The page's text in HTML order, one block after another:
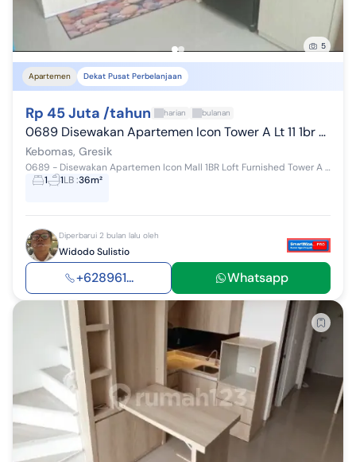
5
Apartemen Dekat Pusat Perbelanjaan
Rp 45 Juta /tahun harian bulanan
0689 Disewakan Apartemen Icon Tower A Lt 11 1br Loft Furnished
Kebomas, Gresik
0689 - Disewakan Apartemen Icon Mall 1BR Loft Furnished Tower A Lantai 11 Kondisi Furnished: - AC - Springbed dengan Dipan - Bantal dan Guling - S...
1
1LB:36m²
Diperbarui 2 bulan lalu oleh
Widodo Sulistio
+628961... Whatsapp